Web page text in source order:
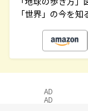
「世界」の今を知
AD
AD